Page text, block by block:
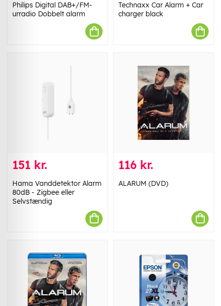
Philips Digital DAB+/FM-
urradio Dobbelt alarm
Technaxx Car Alarm + Car
charger black
151 kr.
Hama Vanddetektor Alarm
80dB - Zigbee eller
Selvstændig
116 kr.
ALARUM (DVD)